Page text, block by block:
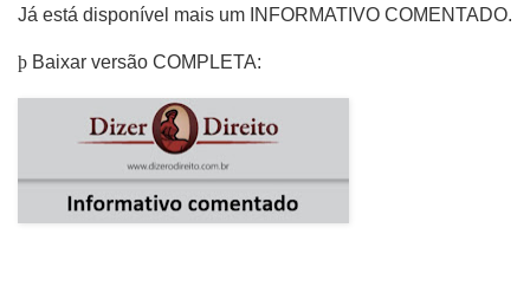
Já está disponível mais um INFORMATIVO COMENTADO.
þ Baixar versão COMPLETA: